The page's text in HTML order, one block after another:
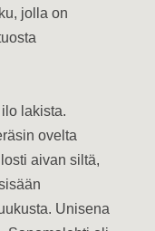
jolla on
lakista.
ovelta
aivan siltä,
Unisena